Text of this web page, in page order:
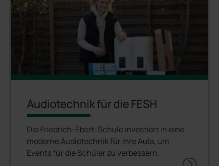
Audiotechnik für die FESH
Die Friedrich-Ebert-Schule investiert in eine
moderne Audiotechnik für ihre Aula, um
Events für die Schüler zu verbessern.